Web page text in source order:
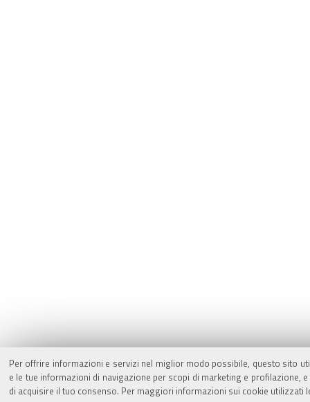
Per offrire informazioni e servizi nel miglior modo possibile, questo sito
e le tue informazioni di navigazione per scopi di marketing e
di acquisire il tuo consenso. Per maggiori informazioni sui cookie utilizzati